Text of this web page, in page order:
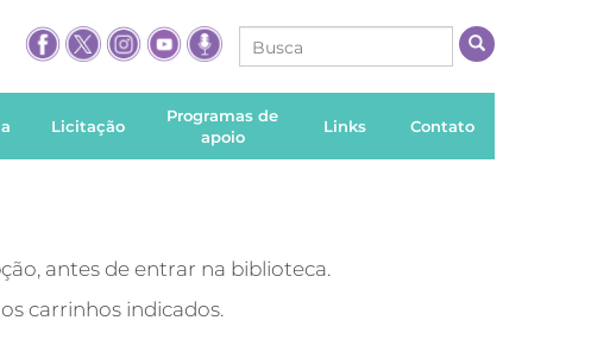
Licitação
Programas de
apoio
Links Contato
antes de entrar na biblioteca.
carrinhos indicados.